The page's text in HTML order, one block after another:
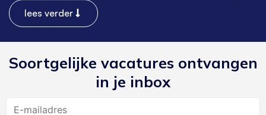
lees verder
Soortgelijke vacatures ontvangen
in je inbox